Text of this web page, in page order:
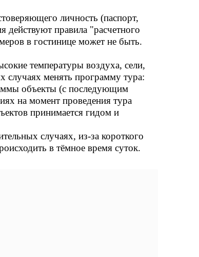
личность (паспорт,
действуют правила "расчетного
в гостинице может не быть.
температуры воздуха, сели,
случаях менять программу тура:
объекты (с последующим
на момент проведения тура
принимается гидом и
случаях, из-за короткого
в тёмное время суток.